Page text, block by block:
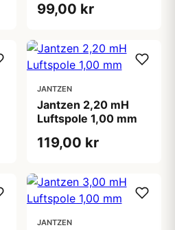
99,00 kr
JANTZEN
Jantzen 2,20 mH
Luftspole 1,00 mm
119,00 kr
JANTZEN